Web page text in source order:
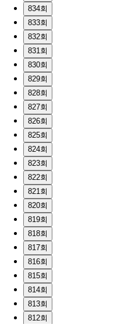
834회
833회
832회
831회
830회
829회
828회
827회
826회
825회
824회
823회
822회
821회
820회
819회
818회
817회
816회
815회
814회
813회
812회